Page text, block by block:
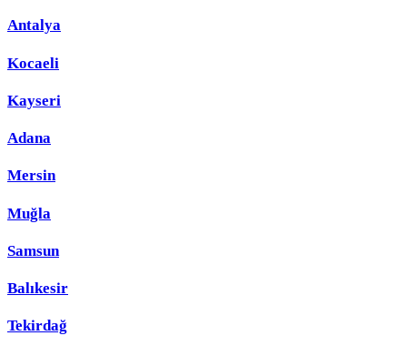
Antalya
Kocaeli
Kayseri
Adana
Mersin
Muğla
Samsun
Balıkesir
Tekirdağ